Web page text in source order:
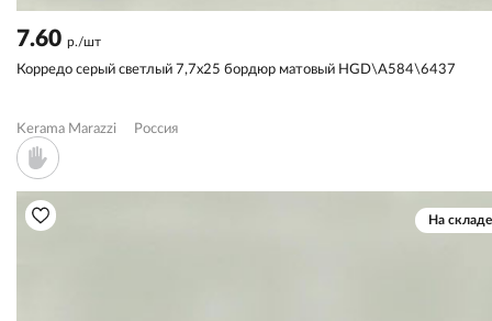
7.60 р./шт
Корредо серый светлый 7,7x25 бордюр матовый HGD\A584\6437
Kerama Marazzi Россия
На складе